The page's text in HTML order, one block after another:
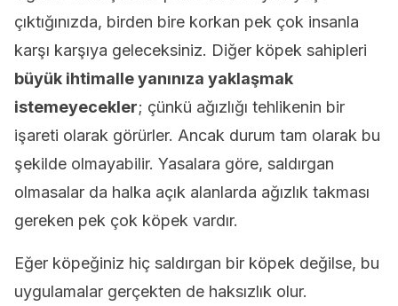
çıktığınızda, birden bire korkan pek çok insanla
karşı karşıya geleceksiniz. Diğer köpek sahipleri
büyük ihtimalle yanınıza yaklaşmak
istemeyecekler; çünkü ağızlığı tehlikenin bir
işareti olarak görürler. Ancak durum tam olarak bu
şekilde olmayabilir. Yasalara göre, saldırgan
olmasalar da halka açık alanlarda ağızlık takması
gereken pek çok köpek vardır.
Eğer köpeğiniz hiç saldırgan bir köpek değilse, bu
uygulamalar gerçekten de haksızlık olur.